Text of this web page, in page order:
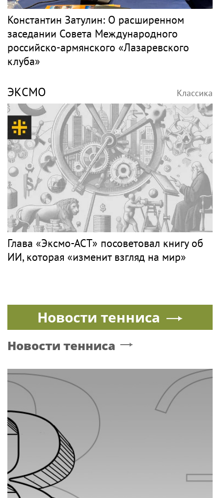
Константин Затулин: О расширенном
заседании Совета Международного
российско-армянского «Лазаревского
клуба»
ЭКСМО Классика
Глава «Эксмо-АСТ» посоветовал книгу об
ИИ, которая «изменит взгляд на мир»
Новости тенниса
Новости тенниса